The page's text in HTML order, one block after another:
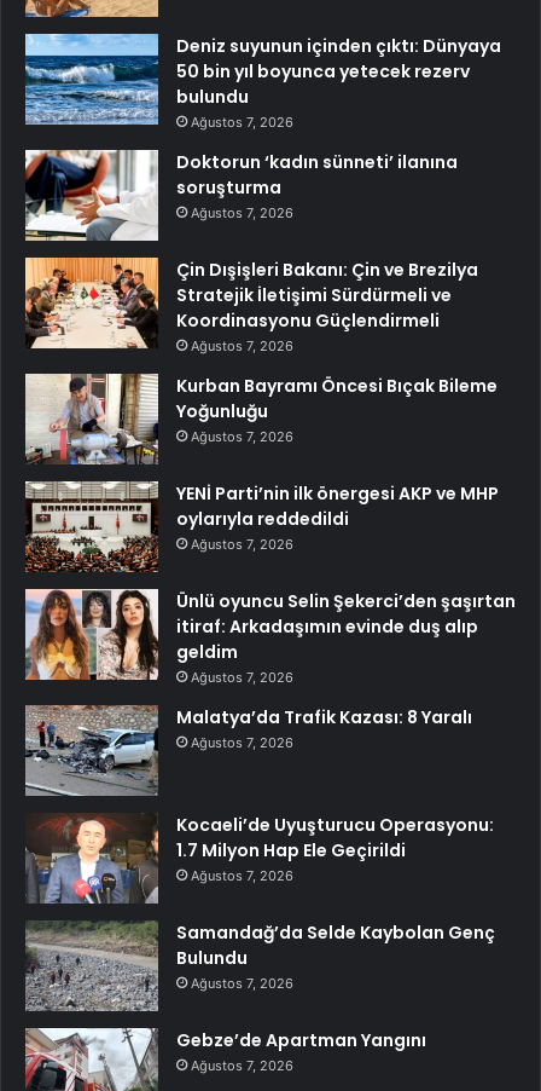
Deniz suyunun içinden çıktı: Dünyaya
50 bin yıl boyunca yetecek rezerv
bulundu
Ağustos 7, 2026
Doktorun ‘kadın sünneti’ ilanına
soruşturma
Ağustos 7, 2026
Çin Dışişleri Bakanı: Çin ve Brezilya
Stratejik İletişimi Sürdürmeli ve
Koordinasyonu Güçlendirmeli
Ağustos 7, 2026
Kurban Bayramı Öncesi Bıçak Bileme
Yoğunluğu
Ağustos 7, 2026
YENİ Parti’nin ilk önergesi AKP ve MHP
oylarıyla reddedildi
Ağustos 7, 2026
Ünlü oyuncu Selin Şekerci’den şaşırtan
itiraf: Arkadaşımın evinde duş alıp
geldim
Ağustos 7, 2026
Malatya’da Trafik Kazası: 8 Yaralı
Ağustos 7, 2026
Kocaeli’de Uyuşturucu Operasyonu:
1.7 Milyon Hap Ele Geçirildi
Ağustos 7, 2026
Samandağ’da Selde Kaybolan Genç
Bulundu
Ağustos 7, 2026
Gebze’de Apartman Yangını
Ağustos 7, 2026